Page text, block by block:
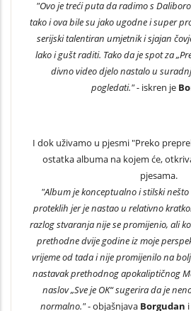
"Ovo je treći puta da radimo s
tako i ova bile su jako ugodne i super
serijski talentiran umjetnik i sjajan
lako i gušt raditi. Tako da je spot za
divno video djelo nastalo u
pogledati." - iskren je
I dok uživamo u pjesmi "Preko
ostatka albuma na kojem će,
pjesama.
"Album je konceptualno i stilski
proteklih jer je nastao u relativno
razlog stvaranja nije se promijenio, ali
prethodne dvije godine iz moje
vrijeme od tada i nije promijenilo na
nastavak prethodnog apokaliptičnog
naslov „Sve je OK“ sugerira da je
normalno."- objašnjava Borgudan